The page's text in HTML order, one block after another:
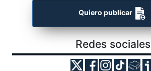
Quiero publicar
Redes sociales